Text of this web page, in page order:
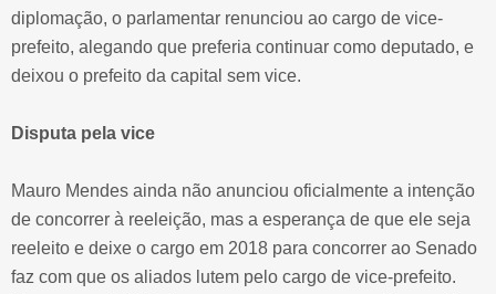
diplomação, o parlamentar renunciou ao cargo de vice-
prefeito, alegando que preferia continuar como deputado, e
deixou o prefeito da capital sem vice.
Disputa pela vice
Mauro Mendes ainda não anunciou oficialmente a intenção
de concorrer à reeleição, mas a esperança de que ele seja
reeleito e deixe o cargo em 2018 para concorrer ao Senado
faz com que os aliados lutem pelo cargo de vice-prefeito.